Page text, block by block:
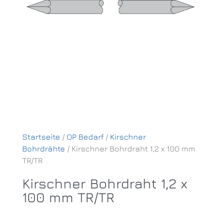
Startseite / OP Bedarf / Kirschner
Bohrdrähte / Kirschner Bohrdraht 1,2 x 100 mm
TR/TR
Kirschner Bohrdraht 1,2 x
100 mm TR/TR